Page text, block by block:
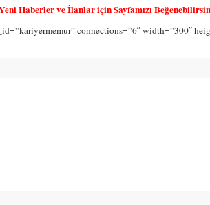
Haberler ve İlanlar için Sayfamızı
connections=”6″ width=”300″